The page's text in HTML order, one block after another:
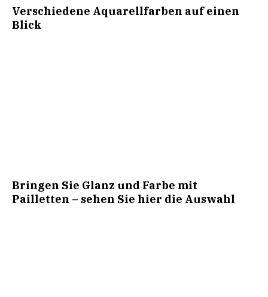
Verschiedene Aquarellfarben auf einen
Blick
Bringen Sie Glanz und Farbe mit
Pailletten – sehen Sie hier die Auswahl